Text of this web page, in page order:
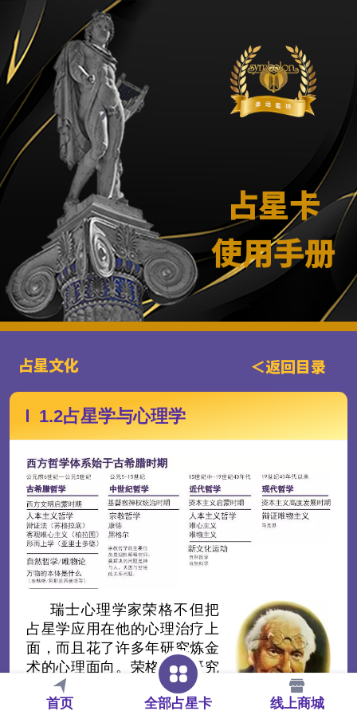
占星卡
使用手册
占星文化 ＜返回目录
1.2占星学与心理学
瑞士心理学家荣格不但把
占星学应用在他的心理治疗上
面，而且花了许多年研究炼金
术的心理面向。荣格经过研究
这层关系，最后提出“大宇宙”
和“小宇宙”同步论（所谓“同时
首页 全部占星卡 线上商城